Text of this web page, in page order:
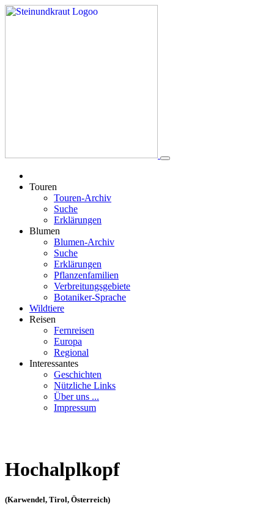
Touren
Touren-Archiv
Suche
Erklärungen
Blumen
Blumen-Archiv
Suche
Erklärungen
Pflanzenfamilien
Verbreitungsgebiete
Botaniker-Sprache
Wildtiere
Reisen
Fernreisen
Europa
Regional
Interessantes
Geschichten
Nützliche Links
Über uns ...
Impressum
Hochalplkopf
(Karwendel, Tirol, Österreich)